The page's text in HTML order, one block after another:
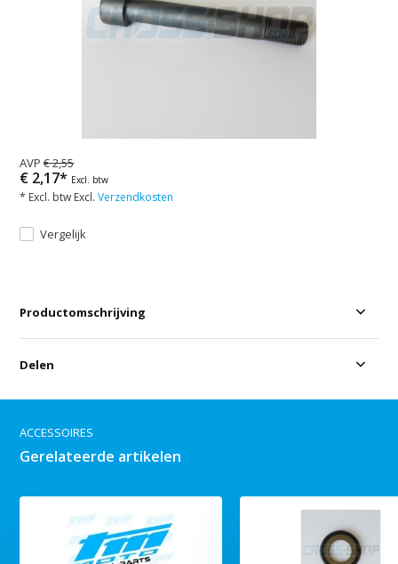
AVP€ 2,55
€ 2,17* Excl. btw
* Excl. btw Excl.Verzendkosten
Vergelijk
Productomschrijving
Delen
ACCESSOIRES
Gerelateerde artikelen